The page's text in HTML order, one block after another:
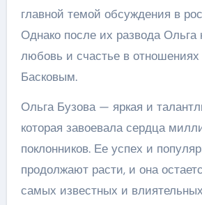
главной темой обсуждения в
Однако после их развода
любовь и счастье в
Басковым.
Ольга Бузова — яркая и
которая завоевала сердца
поклонников. Ее успех и
продолжают расти, и она
самых известных и